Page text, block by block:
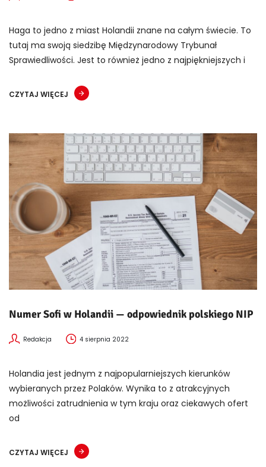
Haga to jedno z miast Holandii znane na całym świecie. To
tutaj ma swoją siedzibę Międzynarodowy Trybunał
Sprawiedliwości. Jest to również jedno z najpiękniejszych i
CZYTAJ WIĘCEJ
Numer Sofi w Holandii — odpowiednik polskiego NIP
Redakcja 4 sierpnia 2022
Holandia jest jednym z najpopularniejszych kierunków
wybieranych przez Polaków. Wynika to z atrakcyjnych
możliwości zatrudnienia w tym kraju oraz ciekawych ofert
od
CZYTAJ WIĘCEJ